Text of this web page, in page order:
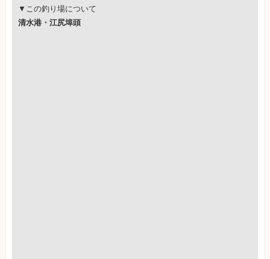
▼この釣り場について
清水港・江尻埠頭